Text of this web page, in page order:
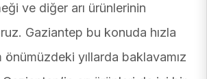
ve diğer arı ürünlerinin
Gaziantep bu konuda hızla
yıllarda baklavamız